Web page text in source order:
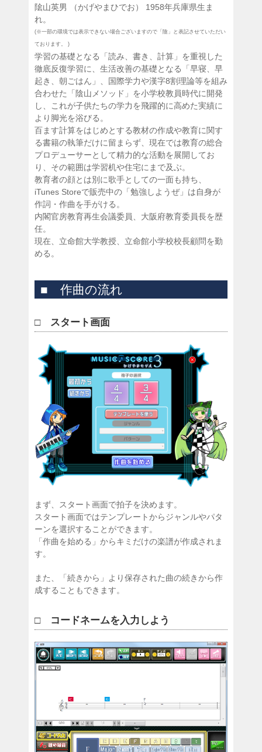
隂山英男 （かげやまひでお） 1958年兵庫県生ま
れ。
(※一部の環境では表示できない場合ございますので「陰」と表記させていただい
ております。 )
学習の基礎となる「読み、書き、計算」を重視した
徹底反復学習に、生活改善の基礎となる「早寝、早
起き、朝ごはん」、国際学力や漢字8割理論等を組み
合わせた「陰山メソッド」を小学校教員時代に開発
し、これが子供たちの学力を飛躍的に高めた実績に
より脚光を浴びる。
百ます計算をはじめとする教材の作成や教育に関す
る書籍の執筆だけに留まらず、現在では教育の総合
プロデューサーとして精力的な活動を展開してお
り、その範囲は学習机や住宅にまで及ぶ。
教育者の顔とは別に歌手としての一面も持ち、
iTunes Storeで販売中の「勉強しようぜ」は自身が
作詞・作曲を手がける。
内閣官房教育再生会議委員、大阪府教育委員長を歴
任。
現在、立命館大学教授、立命館小学校校長顧問を勤
める。
■ 作曲の流れ
□ スタート画面
まず、スタート画面で拍子を決めます。
スタート画面ではテンプレートからジャンルやパタ
ーンを選択することができます。
「作曲を始める」からキミだけの楽譜が作成されま
す。
また、「続きから」より保存された曲の続きから作
成することもできます。
□ コードネームを入力しよう